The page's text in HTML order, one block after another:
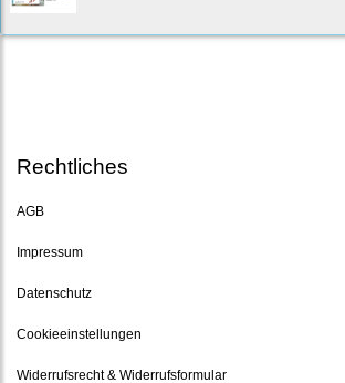
Rechtliches
AGB
Impressum
Datenschutz
Cookieeinstellungen
Widerrufsrecht & Widerrufsformular